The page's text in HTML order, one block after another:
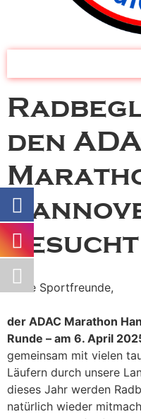
den
gesucht
Liebe Sportfreunde,
der ADAC Marathon
Runde – am 6. April
gemeinsam mit vielen
Läufern durch unsere
dieses Jahr werden
natürlich wieder